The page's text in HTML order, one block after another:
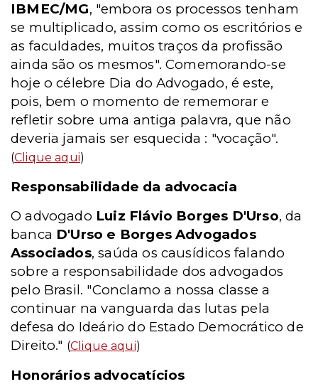
IBMEC/MG, "embora os processos tenham
se multiplicado, assim como os escritórios e
as faculdades, muitos traços da profissão
ainda são os mesmos". Comemorando-se
hoje o célebre Dia do Advogado, é este,
pois, bem o momento de rememorar e
refletir sobre uma antiga palavra, que não
deveria jamais ser esquecida : "vocação".
(Clique aqui)
Responsabilidade da advocacia
O advogado Luiz Flávio Borges D'Urso, da
banca D'Urso e Borges Advogados
Associados, saúda os causídicos falando
sobre a responsabilidade dos advogados
pelo Brasil. "Conclamo a nossa classe a
continuar na vanguarda das lutas pela
defesa do Ideário do Estado Democrático de
Direito." (Clique aqui)
Honorários advocatícios